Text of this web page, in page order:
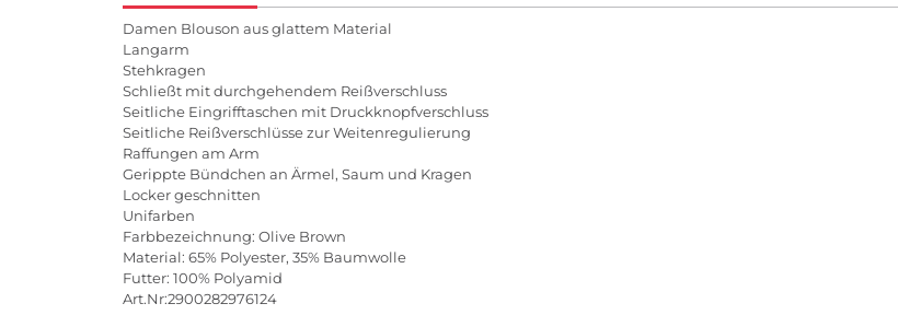
Damen Blouson aus glattem Material
Langarm
Stehkragen
Schließt mit durchgehendem Reißverschluss
Seitliche Eingrifftaschen mit Druckknopfverschluss
Seitliche Reißverschlüsse zur Weitenregulierung
Raffungen am Arm
Gerippte Bündchen an Ärmel, Saum und Kragen
Locker geschnitten
Unifarben
Farbbezeichnung: Olive Brown
Material: 65% Polyester, 35% Baumwolle
Futter: 100% Polyamid
Art.Nr:2900282976124